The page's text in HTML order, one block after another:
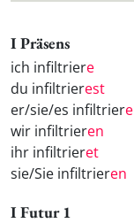
I Präsens
ich infiltriere
du infiltrierest
er/sie/es infiltriere
wir infiltrieren
ihr infiltrieret
sie/Sie infiltrieren
I Futur 1